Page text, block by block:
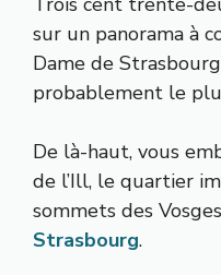
sur un panorama à
Dame de
probablement le
De là-haut, vous
de l’Ill, le quartier
sommets des
Strasbourg.